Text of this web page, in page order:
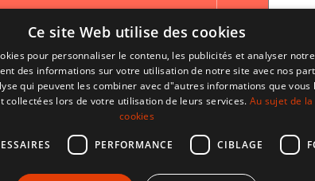
Ce site Web utilise des cookies
pour personnaliser le contenu, les publicités et analyser
des informations sur votre utilisation de notre site avec nos
qui peuvent les combiner avec d"autres informations que vous
collectées lors de votre utilisation de leurs services. Au sujet de
cookies
PERFORMANCE CIBLAGE